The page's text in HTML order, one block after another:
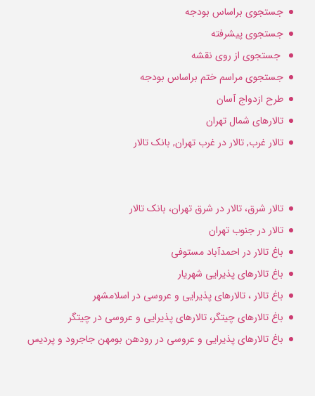
جستجوی براساس بودجه
جستجوی پیشرفته
جستجوی از روی نقشه
جستجوی مراسم ختم براساس بودجه
طرح ازدواج آسان
تالارهای شمال تهران
تالار غرب, تالار در غرب تهران, بانک تالار
تالار شرق، تالار در شرق تهران، بانک تالار
تالار در جنوب تهران
باغ تالار در احمدآباد مستوفی
باغ تالارهای پذیرایی شهریار
باغ تالار ، تالارهای پذیرایی و عروسی در اسلامشهر
باغ تالارهای چیتگر، تالارهای پذیرایی و عروسی در چیتگر
باغ تالارهای پذیرایی و عروسی در رودهن بومهن جاجرود و پردیس